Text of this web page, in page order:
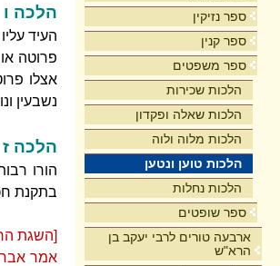
ספר נזיקין
ספר קנין
ספר משפטים
הלכות שכירות
הלכות שאלה ופקדון
הלכות מלוה ולוה
הלכות טוען ונטען
הלכות נחלות
ספר שופטים
ארבעה טורים לרבי יעקב בן
הרא"ש
הלכה ו
העיד
פרוטה
אצלו
נשבעין
הלכה ז
הורו
בתקנת
[השגת
אמר